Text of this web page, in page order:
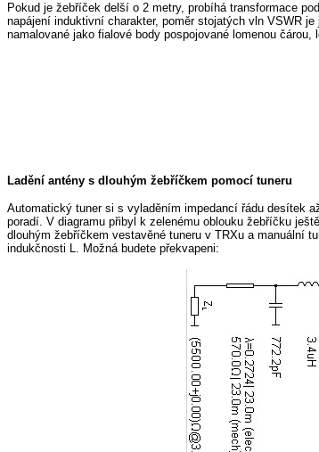
Pokud je žebříček delší o 2 metry, probíhá transformace
napájení induktivní charakter, poměr stojatých vln VSWR
namalované jako fialové body pospojované lomenou
Ladění antény s dlouhým žebříčkem pomocí tuneru
Automatický tuner si s vyladěním impedancí řádu desítek
poradí. V diagramu přibyl k zelenému oblouku žebříčku
dlouhým žebříčkem vestavěné tuneru v TRXu a manuální
indukčnosti L. Možná budete překvapeni: